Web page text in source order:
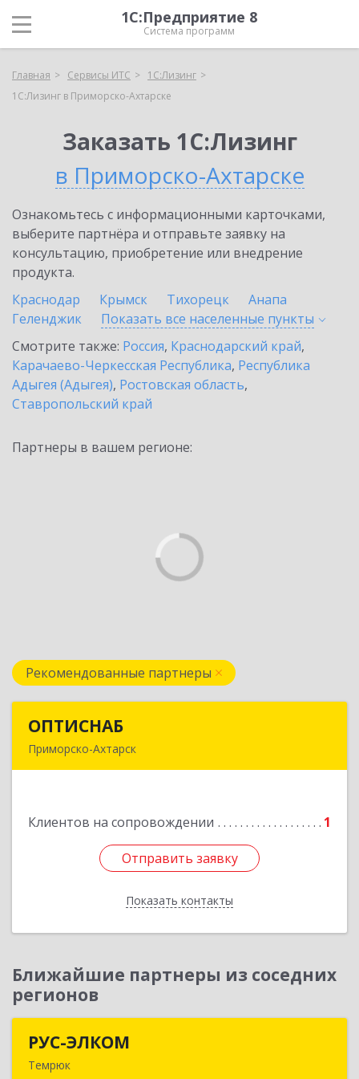
1С:Предприятие 8
Система программ
Главная Сервисы ИТС
1С:Лизинг
1С:Лизинг в Приморско-Ахтарске
Заказать 1С:Лизинг
в Приморско-Ахтарске
Ознакомьтесь с информационными карточками,
выберите партнёра и отправьте заявку на
консультацию, приобретение или внедрение
продукта.
Краснодар
Крымск Тихорецк
Анапа
Геленджик
Показать все населенные пункты
Смотрите также: Россия, Краснодарский край,
Карачаево-Черкесская Республика, Республика
Адыгея (Адыгея), Ростовская область,
Ставропольский край
Партнеры в вашем регионе:
Рекомендованные партнеры
ОПТИСНАБ
Приморско-Ахтарск
Клиентов на сопровождении 1
Отправить заявку
Показать контакты
Ближайшие партнеры из соседних
регионов
РУС-ЭЛКОМ
Темрюк